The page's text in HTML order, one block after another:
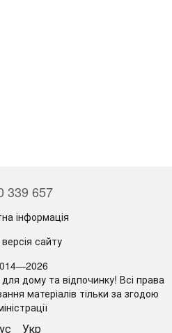
339 657
інформація
сайту
дому та відпочинку! Всі права
матеріалів тільки за згодою
Укр